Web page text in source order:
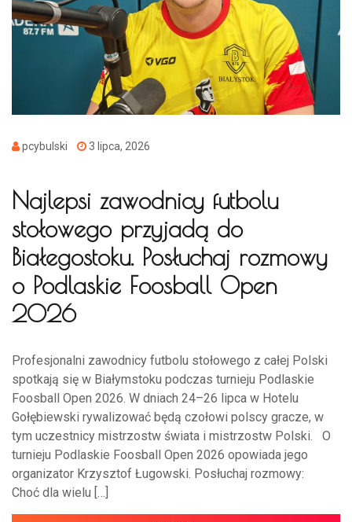
pcybulski 3 lipca, 2026
Najlepsi zawodnicy futbolu
stołowego przyjadą do
Białegostoku. Posłuchaj rozmowy
o Podlaskie Foosball Open
2026
Profesjonalni zawodnicy futbolu stołowego z całej Polski
spotkają się w Białymstoku podczas turnieju Podlaskie
Foosball Open 2026. W dniach 24–26 lipca w Hotelu
Gołębiewski rywalizować będą czołowi polscy gracze, w
tym uczestnicy mistrzostw świata i mistrzostw Polski. O
turnieju Podlaskie Foosball Open 2026 opowiada jego
organizator Krzysztof Ługowski. Posłuchaj rozmowy:
Choć dla wielu […]